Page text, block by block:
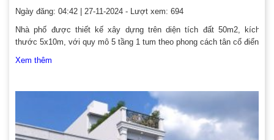
Ngày đăng: 04:42 | 27-11-2024 - Lượt xem: 694
Nhà phố được thiết kế xây dựng trên diện tích đất 50m2, kích
thước 5x10m, với quy mô 5 tầng 1 tum theo phong cách tân cổ điển
Xem thêm